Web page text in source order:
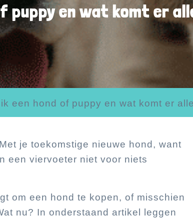
puppy en wat komt er
een hond of puppy en wat komt er
je toekomstige nieuwe hond, want
een viervoeter niet voor niets
om een hond te kopen, of misschien
nu? In onderstaand artikel leggen